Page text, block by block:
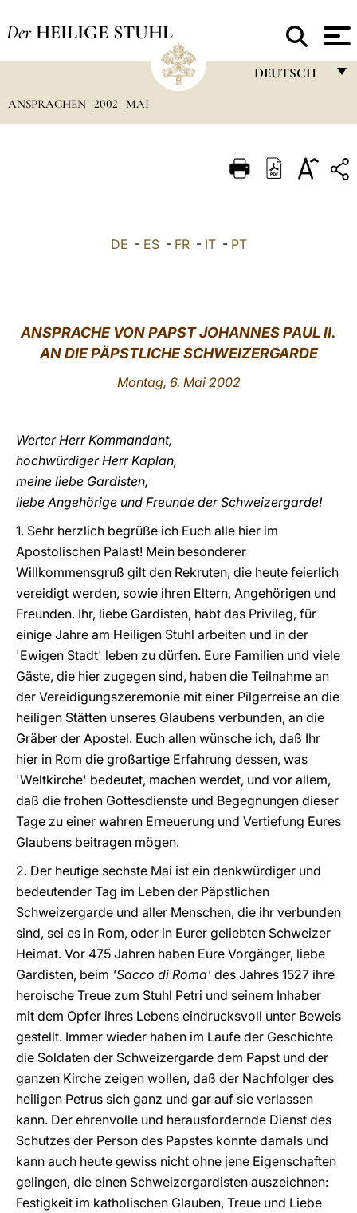
Der HEILIGE STUHL
DEUTSCH
ITALIANO
中文
ANSPRACHEN 2002 MAI
DE - ES- FR- IT- PT
ANSPRACHE VON PAPST JOHANNES PAUL II.
AN DIE PÄPSTLICHE SCHWEIZERGARDE
Montag, 6. Mai 2002
Werter Herr Kommandant,
hochwürdiger Herr Kaplan,
meine liebe Gardisten,
liebe Angehörige und Freunde der Schweizergarde!
1. Sehr herzlich begrüße ich Euch alle hier im
Apostolischen Palast! Mein besonderer
Willkommensgruß gilt den Rekruten, die heute feierlich
vereidigt werden, sowie ihren Eltern, Angehörigen und
Freunden. Ihr, liebe Gardisten, habt das Privileg, für
einige Jahre am Heiligen Stuhl arbeiten und in der
'Ewigen Stadt' leben zu dürfen. Eure Familien und viele
Gäste, die hier zugegen sind, haben die Teilnahme an
der Vereidigungszeremonie mit einer Pilgerreise an die
heiligen Stätten unseres Glaubens verbunden, an die
Gräber der Apostel. Euch allen wünsche ich, daß Ihr
hier in Rom die großartige Erfahrung dessen, was
'Weltkirche' bedeutet, machen werdet, und vor allem,
daß die frohen Gottesdienste und Begegnungen dieser
Tage zu einer wahren Erneuerung und Vertiefung Eures
Glaubens beitragen mögen.
2. Der heutige sechste Mai ist ein denkwürdiger und
bedeutender Tag im Leben der Päpstlichen
Schweizergarde und aller Menschen, die ihr verbunden
sind, sei es in Rom, oder in Eurer geliebten Schweizer
Heimat. Vor 475 Jahren haben Eure Vorgänger, liebe
Gardisten, beim 'Sacco di Roma' des Jahres 1527 ihre
heroische Treue zum Stuhl Petri und seinem Inhaber
mit dem Opfer ihres Lebens eindrucksvoll unter Beweis
gestellt. Immer wieder haben im Laufe der Geschichte
die Soldaten der Schweizergarde dem Papst und der
ganzen Kirche zeigen wollen, daß der Nachfolger des
heiligen Petrus sich ganz und gar auf sie verlassen
kann. Der ehrenvolle und herausfordernde Dienst des
Schutzes der Person des Papstes konnte damals und
kann auch heute gewiss nicht ohne jene Eigenschaften
gelingen, die einen Schweizergardisten auszeichnen:
Festigkeit im katholischen Glauben, Treue und Liebe